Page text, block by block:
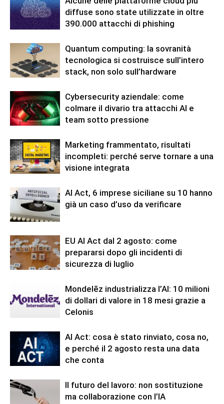
diffuse sono state utilizzate in oltre
390.000 attacchi di phishing
Quantum computing: la sovranità
tecnologica si costruisce sull’intero
stack, non solo sull’hardware
Cybersecurity aziendale: come
colmare il divario tra attacchi AI e
team sotto pressione
Marketing frammentato, risultati
incompleti: perché serve tornare a una
visione integrata
AI Act, 6 imprese siciliane su 10 hanno
già un caso d’uso da verificare
EU AI Act dal 2 agosto: come
prepararsi dopo gli incidenti di
sicurezza di luglio
Mondelēz industrializza l’AI: 10 milioni
di dollari di valore in 18 mesi grazie a
Celonis
AI Act: cosa è stato rinviato, cosa no,
e perché il 2 agosto resta una data
che conta
Il futuro del lavoro: non sostituzione
ma collaborazione con l’IA